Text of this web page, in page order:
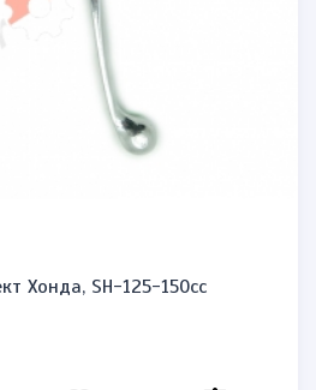
Хонда, SH-125-150cc